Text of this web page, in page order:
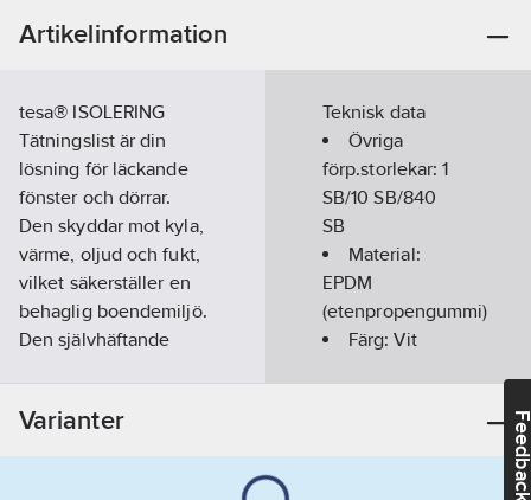
Artikelinformation
tesa® ISOLERING
Tätningslist är din
lösning för läckande
fönster och dörrar.
Den skyddar mot kyla,
värme, oljud och fukt,
vilket säkerställer en
behaglig boendemiljö.
Den självhäftande
allt du behöver är enr
sax. Efter att ha
Teknisk data
Övriga
förp.storlekar:1
SB/10 SB/840
SB
Material:
EPDM
(etenpropengummi)
Färg:Vit
5.5mm
Varianter